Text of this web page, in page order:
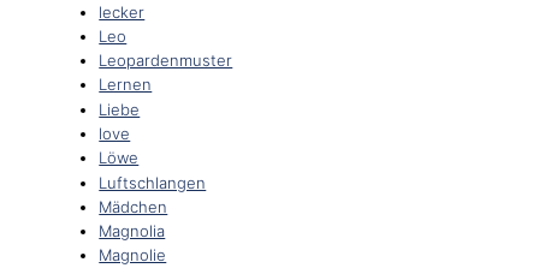
lecker
Leo
Leopardenmuster
Lernen
Liebe
love
Löwe
Luftschlangen
Mädchen
Magnolia
Magnolie